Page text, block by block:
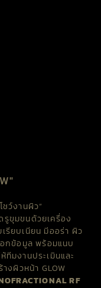
ว์งานผิว”
ขุมขนด้วยเครื่อง
รียบเนียน มีออร่า ผิว
กข้อมูล พร้อมแนบ
ห้ทีมงานประเมินและ
งผิวหน้า GLOW
RF